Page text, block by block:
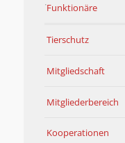
Funktionäre
Tierschutz
Mitgliedschaft
Mitgliederbereich
Kooperationen